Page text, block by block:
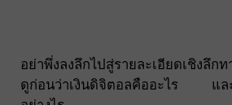
อย่าพึ่งลงลึกไปสู่รายละเอียดเชิงลึก
ดูก่อนว่าเงินดิจิตอลคืออะไร และ